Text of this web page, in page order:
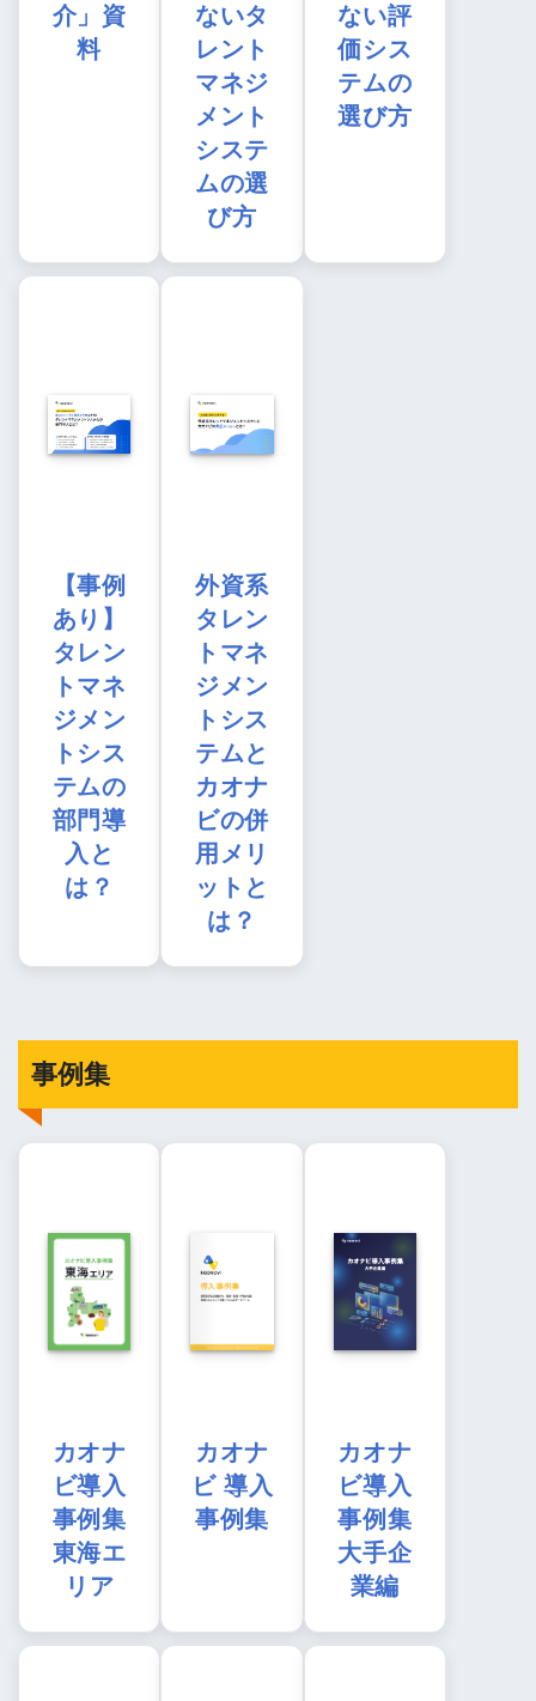
介」資
料
ないタ
レント
マネジ
メント
システ
ムの選
び方
ない評
価シス
テムの
選び方
【事例
あり】
タレン
トマネ
ジメン
トシス
テムの
部門導
入と
は？
外資系
タレン
トマネ
ジメン
トシス
テムと
カオナ
ビの併
用メリ
ットと
は？
事例集
カオナ
ビ導入
事例集
東海エ
リア
カオナ
ビ 導入
事例集
カオナ
ビ導入
事例集
大手企
業編